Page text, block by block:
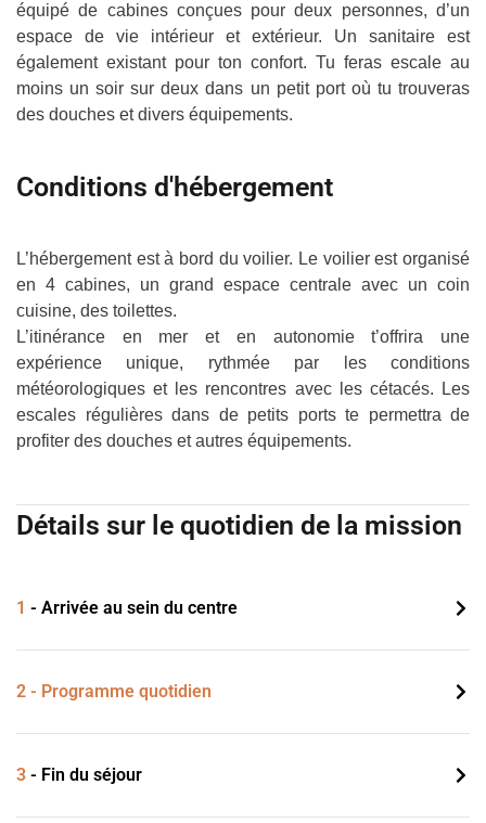
équipé de cabines conçues pour deux personnes, d’un
espace de vie intérieur et extérieur. Un sanitaire est
également existant pour ton confort. Tu feras escale au
moins un soir sur deux dans un petit port où tu trouveras
des douches et divers équipements.
Conditions d'hébergement
L’hébergement est à bord du voilier. Le voilier est organisé
en 4 cabines, un grand espace centrale avec un coin
cuisine, des toilettes.
L’itinérance en mer et en autonomie t’offrira une
expérience unique, rythmée par les conditions
météorologiques et les rencontres avec les cétacés. Les
escales régulières dans de petits ports te permettra de
profiter des douches et autres équipements.
Détails sur le quotidien de la mission
1 - Arrivée au sein du centre
2 - Programme quotidien
3 - Fin du séjour